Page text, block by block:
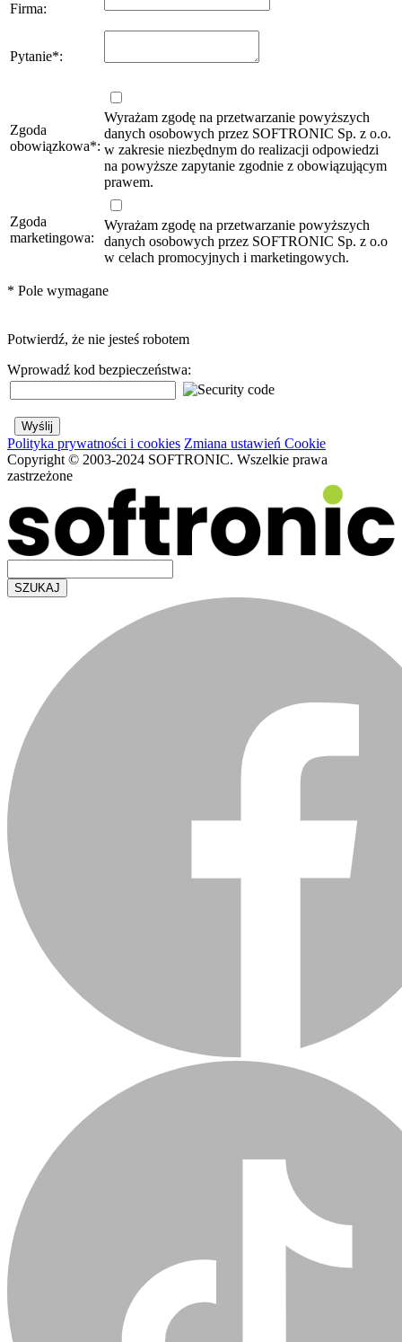
Firma:
Pytanie*:
Zgoda
obowiązkowa*:
Wyrażam zgodę na przetwarzanie powyższych
danych osobowych przez SOFTRONIC Sp. z o.o.
w zakresie niezbędnym do realizacji odpowiedzi
na powyższe zapytanie zgodnie z obowiązującym
prawem.
Zgoda
marketingowa:
Wyrażam zgodę na przetwarzanie powyższych
danych osobowych przez SOFTRONIC Sp. z o.o
w celach promocyjnych i marketingowych.
* Pole wymagane
Potwierdź, że nie jesteś robotem
Wprowadź kod bezpieczeństwa:
Polityka prywatności i cookies Zmiana ustawień Cookie
Copyright © 2003-2024 SOFTRONIC. Wszelkie prawa
zastrzeżone